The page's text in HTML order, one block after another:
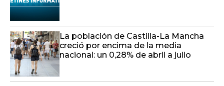
La población de Castilla-La Mancha
creció por encima de la media
nacional: un 0,28% de abril a julio